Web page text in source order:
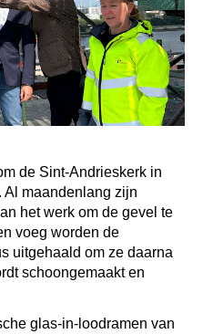
de Sint-Andrieskerk in
Al maandenlang zijn
het werk om de gevel te
voeg worden de
uitgehaald om ze daarna
schoongemaakt en
glas-in-loodramen van